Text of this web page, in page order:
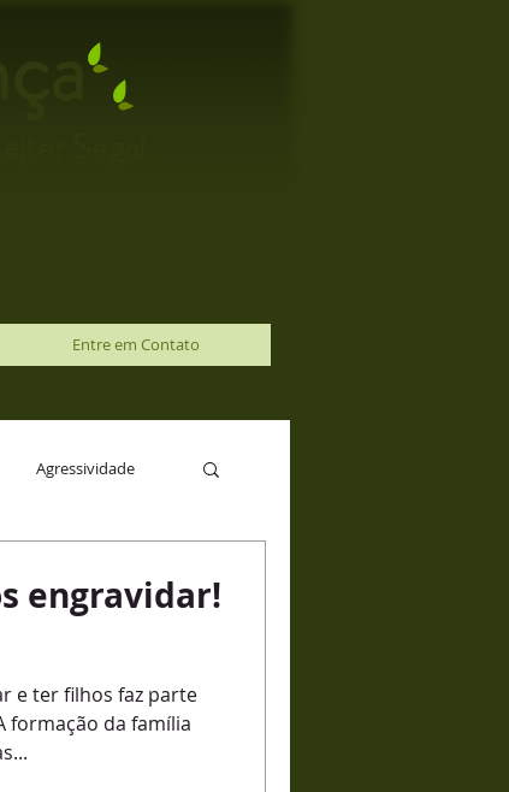
Entre em Contato
Agressividade
engravidar!
e ter filhos faz parte
formação da família